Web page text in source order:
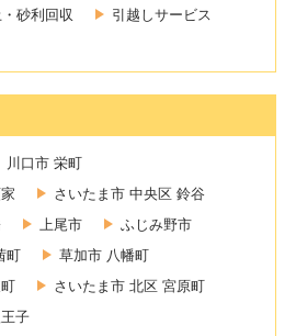
砂利回収
引越しサービス
川口市 栄町
さいたま市 中央区 鈴谷
上尾市
ふじみ野市
町
草加市 八幡町
さいたま市 北区 宮原町
子